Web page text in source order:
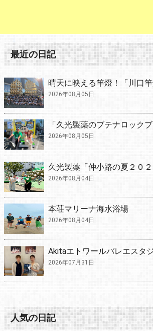
最近の日記
晴天に映える竿燈！「川口竿
2026年08月05日
「久光製薬のブテナロックブ
2026年08月05日
久光製薬「仲小路の夏２０
2026年08月04日
本荘マリーナ海水浴場
2026年08月04日
Akitaエトワールバレエスタ
2026年07月31日
人気の日記